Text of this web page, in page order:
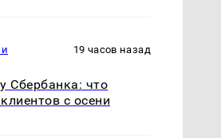
19 часов назад
Сбербанка: что
с осени